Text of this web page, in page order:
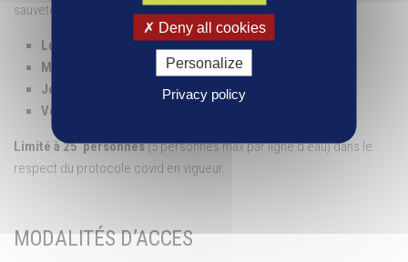
sauveteur.
Lundi de 9h30 à 11h
Mercredi de 13h30 à 15h
Jeudi de 12h à 13h30
Vendredi de 16h à 17h30
Limité à 25 personnes(5 personnes max par ligne d’eau) dans le
respect du protocole covid en vigueur.
MODALITÉS D’ACCES
Deny all cookies
Personalize
Privacy policy